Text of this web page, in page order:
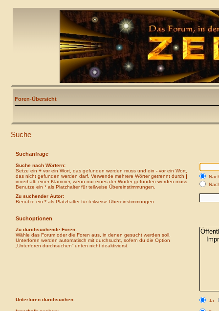
Foren-Übersicht
Suche
Suchanfrage
Suche nach Wörtern:
Setze ein + vor ein Wort, das gefunden werden muss und ein - vor ein Wort,
das nicht gefunden werden darf. Verwende mehrere Wörter getrennt durch |
innerhalb einer Klammer, wenn nur eines der Wörter gefunden werden muss.
Benutze ein * als Platzhalter für teilweise Übereinstimmungen.
Zu suchender Autor:
Benutze ein * als Platzhalter für teilweise Übereinstimmungen.
Suchoptionen
Zu durchsuchende Foren:
Wähle das Forum oder die Foren aus, in denen gesucht werden soll.
Unterforen werden automatisch mit durchsucht, sofern du die Option
„Unterforen durchsuchen“ unten nicht deaktivierst.
Unterforen durchsuchen:
Ja